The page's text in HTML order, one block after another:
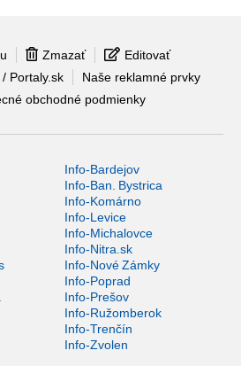
Zmazať
Editovať
Portaly.sk
Naše reklamné prvky
obchodné podmienky
Info-Bardejov
Info-Ban. Bystrica
Info-Komárno
Info-Levice
Info-Michalovce
Info-Nitra.sk
Info-Nové Zámky
Info-Poprad
Info-Prešov
Info-Ružomberok
Info-Trenčín
Info-Zvolen